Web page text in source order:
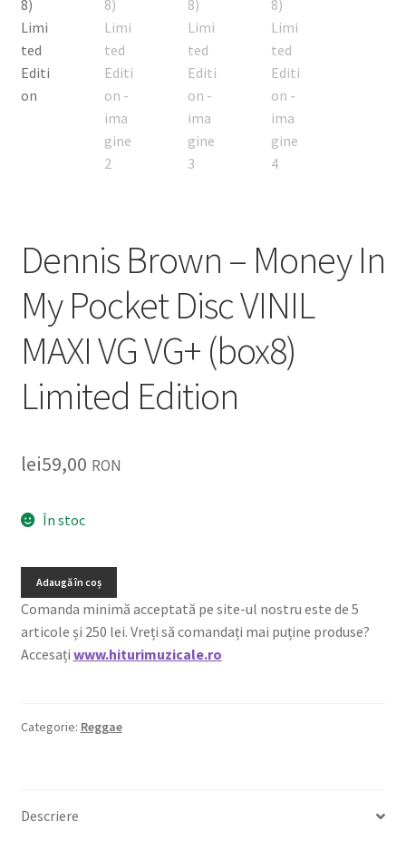
Dennis Brown – Money In
My Pocket Disc VINIL
MAXI VG VG+ (box8)
Limited Edition
lei59,00 RON
În stoc
Adaugă în coș
Comanda minimă acceptată pe site-ul nostru este de 5
articole și 250 lei. Vreți să comandați mai puține produse?
Accesați www.hiturimuzicale.ro
Categorie: Reggae
Descriere